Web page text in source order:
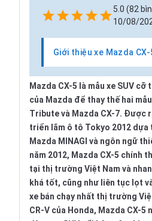
5.0 (82
10/08/
Giới thiệu xe Mazda CX-
Mazda CX-5 là mẫu xe SUV
của Mazda để thay thế hai
Tribute và Mazda CX-7. Được
triển lãm ô tô Tokyo 2012
Mazda MINAGI và ngôn ngữ
năm 2012, Mazda CX-5 chính
tại thị trường Việt Nam và
khá tốt, cũng như liên tục lọt
xe bán chạy nhất thị trường
CR-V của Honda, Mazda CX-5